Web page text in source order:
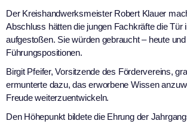
Der Kreishandwerksmeister Robert Klauer
Abschluss hätten die jungen Fachkräfte die Tür
aufgestoßen. Sie würden gebraucht – heute
Führungspositionen.
Birgit Pfeifer, Vorsitzende des Fördervereins,
ermunterte dazu, das erworbene Wissen
Freude weiterzuentwickeln.
Den Höhepunkt bildete die Ehrung der